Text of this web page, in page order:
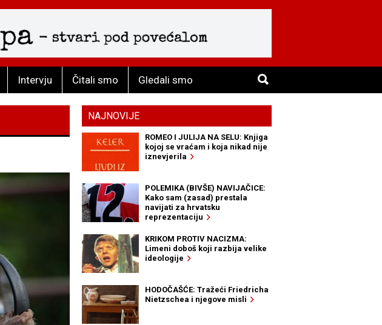
Intervju Čitali smo Gledali smo
NAJNOVIJE
ROMEO I JULIJA NA SELU: Knjiga
kojoj se vraćam i koja nikad nije
iznevjerila
POLEMIKA (BIVŠE) NAVIJAČICE:
Kako sam (zasad) prestala
navijati za hrvatsku
reprezentaciju
KRIKOM PROTIV NACIZMA:
Limeni doboš koji razbija velike
ideologije
HODOČAŠĆE: Tražeći Friedricha
Nietzschea i njegove misli